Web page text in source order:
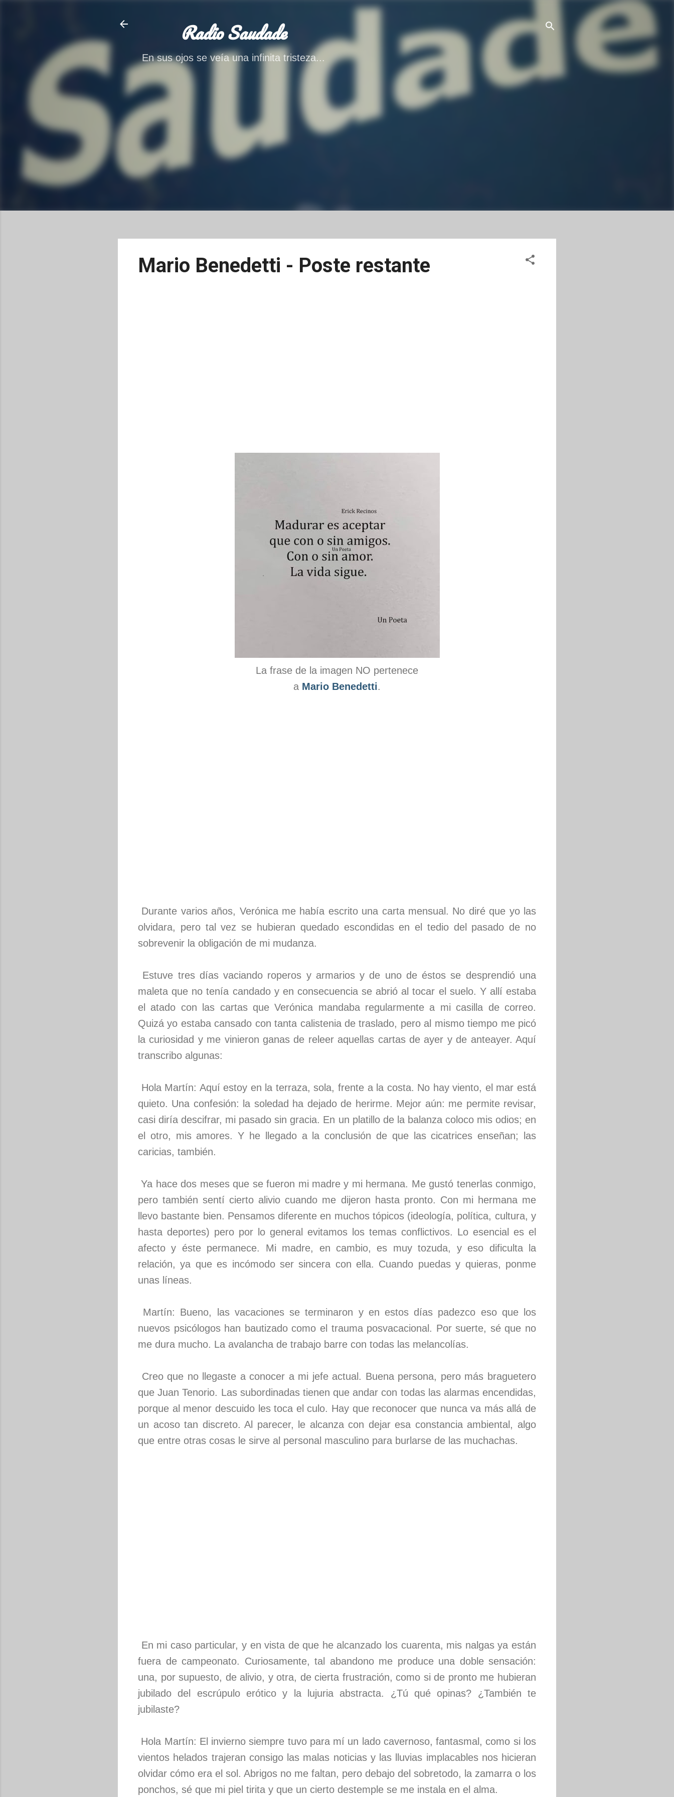
Ir al contenido principal
Radio Saudade
En sus ojos se veía una infinita tristeza...
Mario Benedetti - Poste restante
La frase de la imagen NO pertenece
a Mario Benedetti.
Durante varios años, Verónica me había escrito una carta mensual. No diré que yo las
olvidara, pero tal vez se hubieran quedado escondidas en el tedio del pasado de no
sobrevenir la obligación de mi mudanza.
Estuve tres días vaciando roperos y armarios y de uno de éstos se desprendió una
maleta que no tenía candado y en consecuencia se abrió al tocar el suelo. Y allí estaba
el atado con las cartas que Verónica mandaba regularmente a mi casilla de correo.
Quizá yo estaba cansado con tanta calistenia de traslado, pero al mismo tiempo me picó
la curiosidad y me vinieron ganas de releer aquellas cartas de ayer y de anteayer. Aquí
transcribo algunas:
Hola Martín: Aquí estoy en la terraza, sola, frente a la costa. No hay viento, el mar está
quieto. Una confesión: la soledad ha dejado de herirme. Mejor aún: me permite revisar,
casi diría descifrar, mi pasado sin gracia. En un platillo de la balanza coloco mis odios; en
el otro, mis amores. Y he llegado a la conclusión de que las cicatrices enseñan; las
caricias, también.
Ya hace dos meses que se fueron mi madre y mi hermana. Me gustó tenerlas conmigo,
pero también sentí cierto alivio cuando me dijeron hasta pronto. Con mi hermana me
llevo bastante bien. Pensamos diferente en muchos tópicos (ideología, política, cultura, y
hasta deportes) pero por lo general evitamos los temas conflictivos. Lo esencial es el
afecto y éste permanece. Mi madre, en cambio, es muy tozuda, y eso dificulta la
relación, ya que es incómodo ser sincera con ella. Cuando puedas y quieras, ponme
unas líneas.
Martín: Bueno, las vacaciones se terminaron y en estos días padezco eso que los
nuevos psicólogos han bautizado como el trauma posvacacional. Por suerte, sé que no
me dura mucho. La avalancha de trabajo barre con todas las melancolías.
Creo que no llegaste a conocer a mi jefe actual. Buena persona, pero más braguetero
que Juan Tenorio. Las subordinadas tienen que andar con todas las alarmas encendidas,
porque al menor descuido les toca el culo. Hay que reconocer que nunca va más allá de
un acoso tan discreto. Al parecer, le alcanza con dejar esa constancia ambiental, algo
que entre otras cosas le sirve al personal masculino para burlarse de las muchachas.
En mi caso particular, y en vista de que he alcanzado los cuarenta, mis nalgas ya están
fuera de campeonato. Curiosamente, tal abandono me produce una doble sensación:
una, por supuesto, de alivio, y otra, de cierta frustración, como si de pronto me hubieran
jubilado del escrúpulo erótico y la lujuria abstracta. ¿Tú qué opinas? ¿También te
jubilaste?
Hola Martín: El invierno siempre tuvo para mí un lado cavernoso, fantasmal, como si los
vientos helados trajeran consigo las malas noticias y las lluvias implacables nos hicieran
olvidar cómo era el sol. Abrigos no me faltan, pero debajo del sobretodo, la zamarra o los
ponchos, sé que mi piel tirita y que un cierto destemple se me instala en el alma.